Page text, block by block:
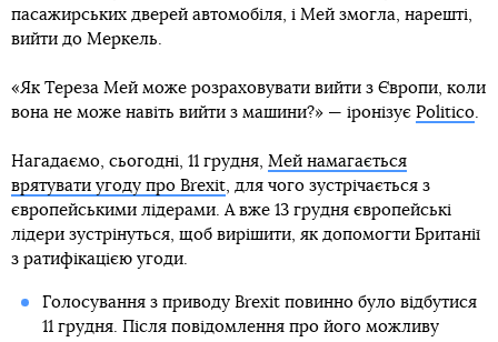
пасажирських дверей автомобіля, і Мей змогла, нарешті,
вийти до Меркель.
«Як Тереза Мей може розраховувати вийти з Європи, коли
вона не може навіть вийти з машини?» — іронізує Politico.
Нагадаємо, сьогодні, 11 грудня, Мей намагається
врятувати угоду про Brexit, для чого зустрічається з
європейськими лідерами. А вже 13 грудня європейські
лідери зустрінуться, щоб вирішити, як допомогти Британії
з ратифікацією угоди.
Голосування з приводу Brexit повинно було відбутися
11 грудня. Після повідомлення про його можливу